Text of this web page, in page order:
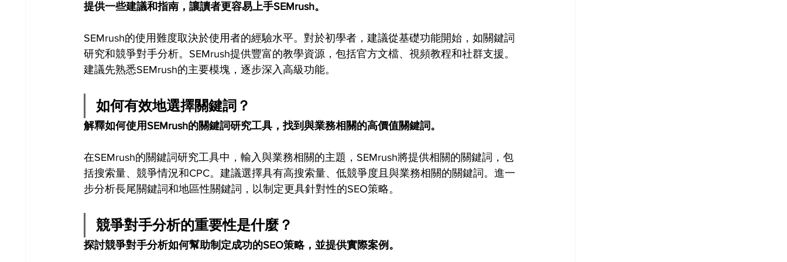
提供一些建議和指南，讓讀者更容易上手SEMrush。
SEMrush的使用難度取決於使用者的經驗水平。對於初學者，建議從基礎功能開始，如關鍵詞
研究和競爭對手分析。SEMrush提供豐富的教學資源，包括官方文檔、視頻教程和社群支援。
建議先熟悉SEMrush的主要模塊，逐步深入高級功能。
如何有效地選擇關鍵詞？
解釋如何使用SEMrush的關鍵詞研究工具，找到與業務相關的高價值關鍵詞。
在SEMrush的關鍵詞研究工具中，輸入與業務相關的主題，SEMrush將提供相關的關鍵詞，包
括搜索量、競爭情況和CPC。建議選擇具有高搜索量、低競爭度且與業務相關的關鍵詞。進一
步分析長尾關鍵詞和地區性關鍵詞，以制定更具針對性的SEO策略。
競爭對手分析的重要性是什麼？
探討競爭對手分析如何幫助制定成功的SEO策略，並提供實際案例。